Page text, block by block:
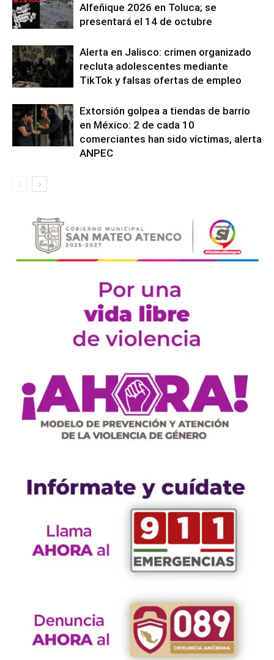
Alfeñique 2026 en Toluca; se
presentará el 14 de octubre
Alerta en Jalisco: crimen organizado
recluta adolescentes mediante
TikTok y falsas ofertas de empleo
Extorsión golpea a tiendas de barrio
en México: 2 de cada 10
comerciantes han sido víctimas, alerta
ANPEC